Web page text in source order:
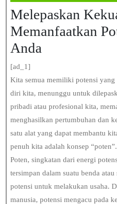
Melepaskan
Memanfaatkan
Anda
[ad_1]
Kita semua memiliki potensi
diri kita, menunggu untuk
pribadi atau profesional kita,
menghasilkan pertumbuhan dan
satu alat yang dapat membantu
penuh kita adalah konsep “poten”.
Poten, singkatan dari energi
tersimpan dalam suatu benda
potensi untuk melakukan usaha.
manusia, potensi mengacu pada